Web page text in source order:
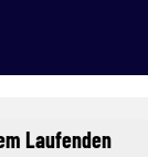
Laufenden